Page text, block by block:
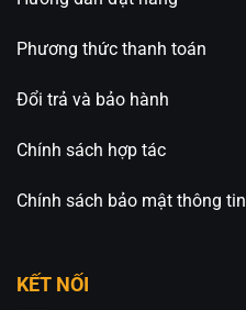
Phương thức thanh toán
Đổi trả và bảo hành
Chính sách hợp tác
Chính sách bảo mật thông tin
KẾT NỐI